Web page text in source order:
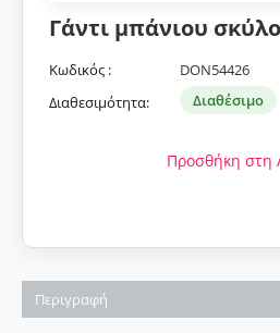
Γάντι μπάνιου
Κωδικός :
DON54426
Διαθεσιμότητα:
Διαθέσιμο
Προσθήκη στη
Περιγραφή